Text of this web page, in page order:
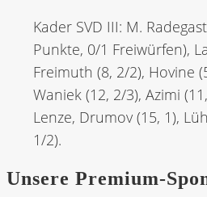
Kader SVD III: M.
Punkte, 0/1 Freiwürfen),
Freimuth (8, 2/2), Hovine
Waniek (12, 2/3), Azimi
Lenze, Drumov (15, 1),
1/2).
Unsere Premium-